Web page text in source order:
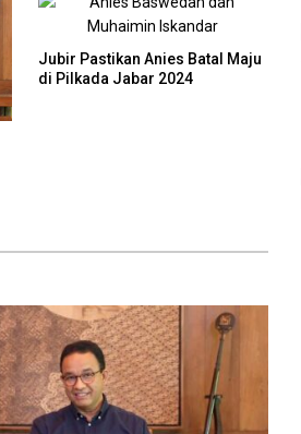
Jubir Pastikan Anies Batal Maju
di Pilkada Jabar 2024